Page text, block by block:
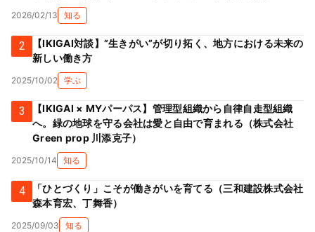
2026/02/13 知る
2
【IKIGAI対談】”生きがい”が切り拓く、地方における未来の
新しい働き方
2025/10/02 学ぶ
3
【IKIGAI × MYパーパス】管理型組織から自律自走型組織
へ。緑の地球を守る会社は愛と自由で育まれる（株式会社
Green prop 川添克子）
2025/10/14 知る
4
「ひとづくり」こそが働きがいを育てる（三和建設株式会社
森本育宏、丁舞香）
2025/09/03 知る